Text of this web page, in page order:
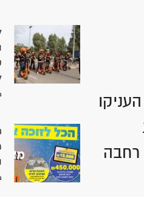
רחבה